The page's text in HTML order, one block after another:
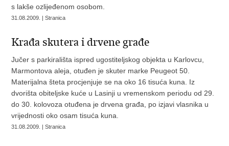
s lakše ozlijeđenom osobom.
31.08.2009. | Stranica
Krađa skutera i drvene građe
Jučer s parkirališta ispred ugostiteljskog objekta u Karlovcu,
Marmontova aleja, otuđen je skuter marke Peugeot 50.
Materijalna šteta procjenjuje se na oko 16 tisuća kuna. Iz
dvorišta obiteljske kuće u Lasinji u vremenskom periodu od 29.
do 30. kolovoza otuđena je drvena građa, po izjavi vlasnika u
vrijednosti oko osam tisuća kuna.
31.08.2009. | Stranica